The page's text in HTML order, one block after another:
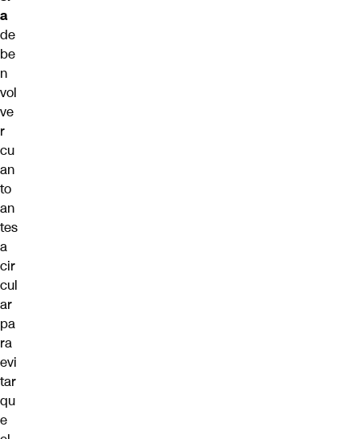
a
de
be
n
vol
ve
r
cu
an
to
an
tes
a
cir
cul
ar
pa
ra
evi
tar
qu
e